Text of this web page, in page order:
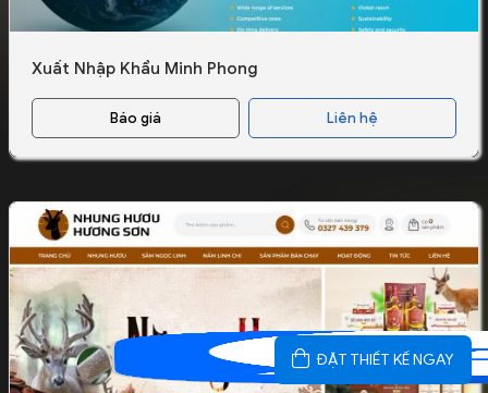
Xuất Nhập Khẩu Minh Phong
Báo giá Liên hệ
ĐẶT THIẾT KẾ NGAY